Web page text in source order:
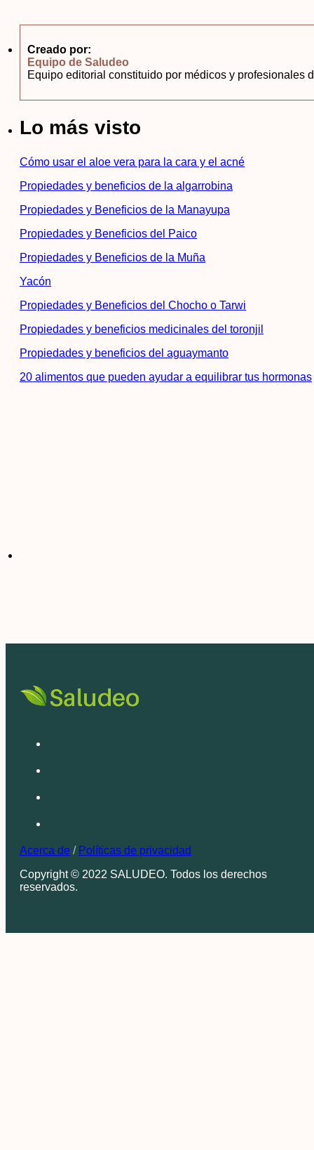
Creado por:
Equipo de Saludeo
Equipo editorial constituido por médicos y profesionales
Lo más visto
Cómo usar el aloe vera para la cara y el acné
Propiedades y beneficios de la algarrobina
Propiedades y Beneficios de la Manayupa
Propiedades y Beneficios del Paico
Propiedades y Beneficios de la Muña
Yacón
Propiedades y Beneficios del Chocho o Tarwi
Propiedades y beneficios medicinales del toronjil
Propiedades y beneficios del aguaymanto
20 alimentos que pueden ayudar a equilibrar tus hormonas
Acerca de / Políticas de privacidad
Copyright © 2022 SALUDEO. Todos los derechos
reservados.